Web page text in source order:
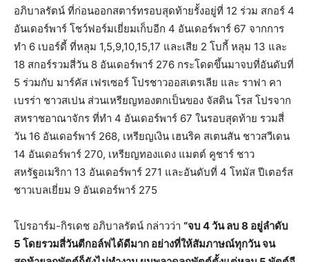
อภิบาลรัตน์ ที่ก่อนออกสตาร์ทรอบสุดท้ายรั้งอยู่ที่ 12 ร่วม สกอร์ 4
อันเดอร์พาร์ โชว์ฟอร์มเยี่ยมเก็บอีก 4 อันเดอร์พาร์ 67 จากการ
ทำ 6 เบอร์ดี้ ที่หลุม 1,5,9,10,15,17 และเสีย 2 โบกี้ หลุม 13 และ
18 สกอร์รวมสี่วัน 8 อันเดอร์พาร์ 276 กระโดดขึ้นมาจบที่อันดับที่
5 ร่วมกับ มาร์คัส เฟรเซอร์ โปรชาวออสเตรเลีย และ ราฟา คา
เบรร่า ชาวสเปน ส่วนเหรียญทองตกเป็นของ จัสติน โรส โปรจาก
สหราชอาณาจักร ที่ทำ 4 อันเดอร์พาร์ 67 ในรอบสุดท้าย รวมสี่
วัน 16 อันเดอร์พาร์ 268, เหรียญเงิน เฮนริค สเตนสัน ชาวสวีเดน
14 อันเดอร์พาร์ 270, เหรียญทองแดง แมตต์ คูชาร์ ชาว
สหรัฐอเมริกา 13 อันเดอร์พาร์ 271 และอันดับที่ 4 โทมัส ปีเตอร์ส
ชาวเบลเยี่ยม 9 อันเดอร์พาร์ 275
โปรอาร์ม-กิรเดช อภิบาลรัตน์ กล่าวว่า “จบ 4วัน ลบ 8 อยู่ลำดับ
5 โดยรวมสี่วันตีกอล์ฟได้ดีมาก อย่างที่ให้สัมภาษณ์ทุกวัน จน